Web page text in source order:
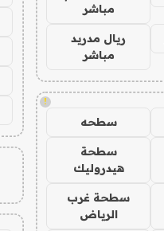
مباشر
ريال مدريد
مباشر
!
سطحه
سطحة
هيدروليك
سطحة غرب
الرياض